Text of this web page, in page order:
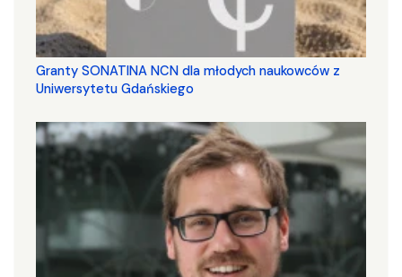
Granty SONATINA NCN dla młodych naukowców z
Uniwersytetu Gdańskiego